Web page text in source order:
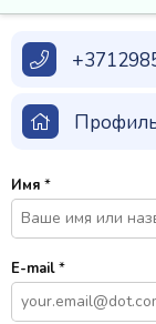
Имя *
E-mail*